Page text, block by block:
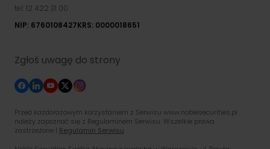
tel: 12 422 31 00
NIP: 6760108427KRS: 0000018651
Zgłoś uwagę do strony
Przed każdorazowym korzystaniem z Serwisu www.noblesecurities.pl
należy zapoznać się z Regulaminem Serwisu. Wszelkie prawa
zastrzeżone | Regulamin Serwisu